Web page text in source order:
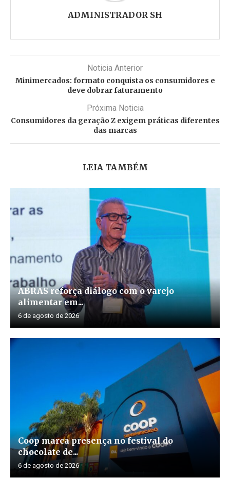
ADMINISTRADOR SH
Noticia Anterior
Minimercados: formato conquista os consumidores e
deve dobrar faturamento
Próxima Noticia
Consumidores da geração Z exigem práticas diferentes
das marcas
LEIA TAMBÉM
ABRAS reforça diálogo com o varejo
alimentar em...
6 de agosto de 2026
Coop marca presença no festival do
chocolate de...
6 de agosto de 2026